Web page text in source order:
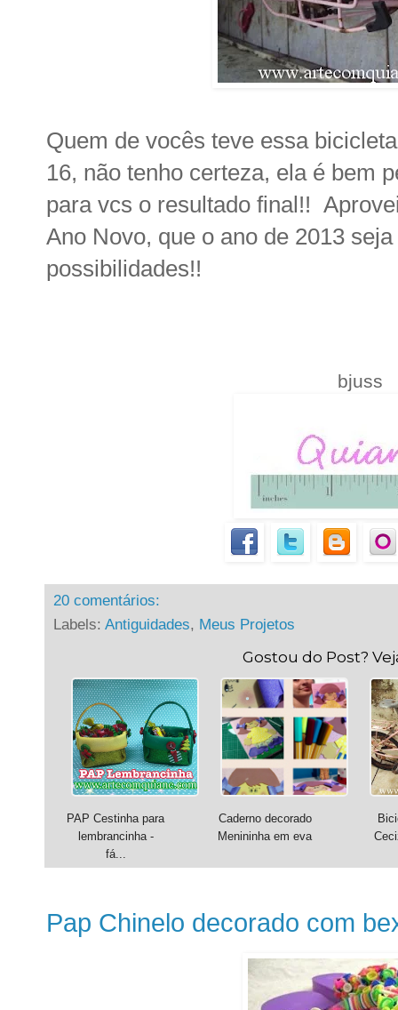
Quem de vocês teve essa
16, não tenho certeza, ela é bem
para vcs o resultado final!!
Ano Novo, que o ano de 2013
possibilidades!!
bjuss
20 comentários:
Labels: Antiguidades, Meus Projetos
Gostou do Post?
PAP Cestinha para
lembrancinha -
fá...
Caderno decorado
Menininha em eva
Pap Chinelo decorado com